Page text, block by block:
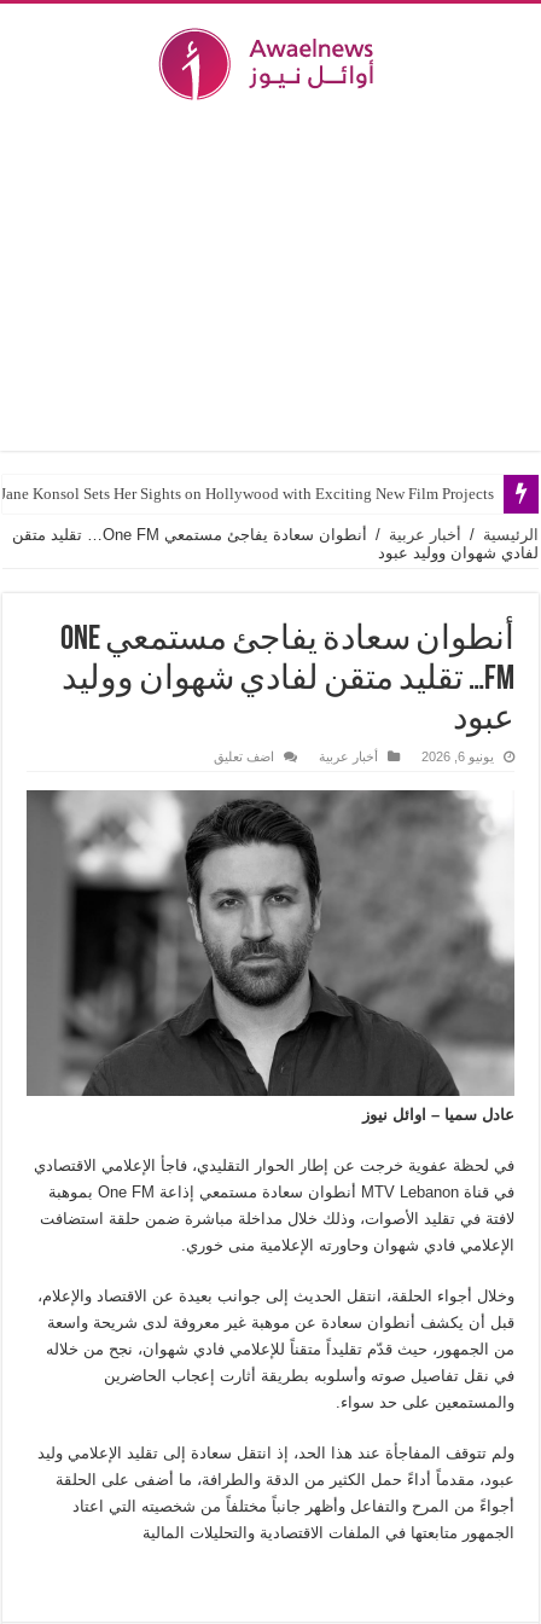
Jane Konsol Sets Her Sights on Hollywood with Exciting New Film Projects
الرئيسية / أخبار عربية /
أنطوان سعادة يفاجئ مستمعي One FM… تقليد متقن
لفادي شهوان ووليد عبود
أنطوان سعادة يفاجئ مستمعي One
FM… تقليد متقن لفادي شهوان ووليد
عبود
يونيو 6, 2026 أخبار عربية اضف تعليق
عادل سميا – اوائل نيوز
في لحظة عفوية خرجت عن إطار الحوار التقليدي، فاجأ الإعلامي الاقتصادي
في قناة MTV Lebanon أنطوان سعادة مستمعي إذاعة One FM بموهبة
لافتة في تقليد الأصوات، وذلك خلال مداخلة مباشرة ضمن حلقة استضافت
الإعلامي فادي شهوان وحاورته الإعلامية منى خوري.
وخلال أجواء الحلقة، انتقل الحديث إلى جوانب بعيدة عن الاقتصاد والإعلام،
قبل أن يكشف أنطوان سعادة عن موهبة غير معروفة لدى شريحة واسعة
من الجمهور، حيث قدّم تقليداً متقناً للإعلامي فادي شهوان، نجح من خلاله
في نقل تفاصيل صوته وأسلوبه بطريقة أثارت إعجاب الحاضرين
والمستمعين على حد سواء.
ولم تتوقف المفاجأة عند هذا الحد، إذ انتقل سعادة إلى تقليد الإعلامي وليد
عبود، مقدماً أداءً حمل الكثير من الدقة والطرافة، ما أضفى على الحلقة
أجواءً من المرح والتفاعل وأظهر جانباً مختلفاً من شخصيته التي اعتاد
الجمهور متابعتها في الملفات الاقتصادية والتحليلات المالية